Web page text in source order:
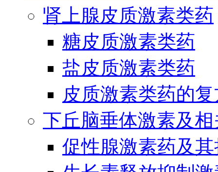
肾上腺皮质激素类药
糖皮质激素类药
盐皮质激素类药
皮质激素类药的
下丘脑垂体激素及
促性腺激素药及